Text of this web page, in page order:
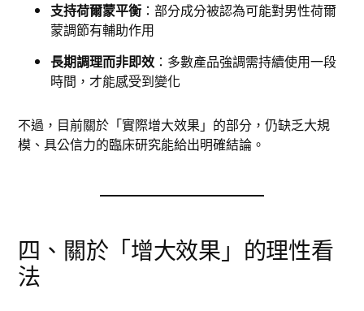
支持荷爾蒙平衡 ：部分成分被認為可能對男性荷爾
蒙調節有輔助作用
長期調理而非即效 ：多數產品強調需持續使用一段
時間，才能感受到變化
不過，目前關於「實際增大效果」的部分，仍缺乏大規
模、具公信力的臨床研究能給出明確結論。
四、關於「增大效果」的理性看
法